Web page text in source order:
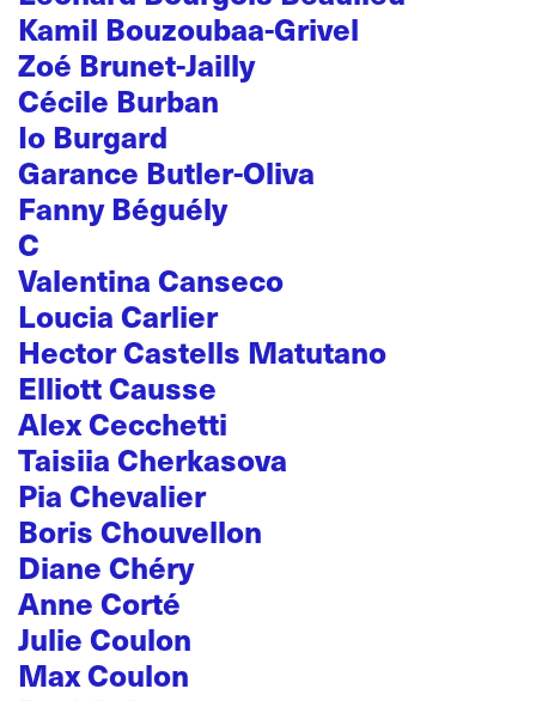
Kamil Bouzoubaa-Grivel
Zoé Brunet-Jailly
Cécile Burban
Io Burgard
Garance Butler-Oliva
Fanny Béguély
C
Valentina Canseco
Loucia Carlier
Hector Castells Matutano
Elliott Causse
Alex Cecchetti
Taisiia Cherkasova
Pia Chevalier
Boris Chouvellon
Diane Chéry
Anne Corté
Julie Coulon
Max Coulon